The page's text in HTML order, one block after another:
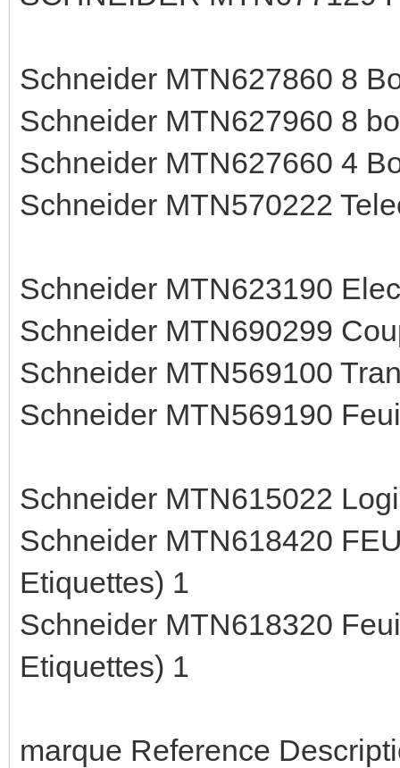
Schneider MTN627860 8
Schneider MTN627960 8
Schneider MTN627660 4
Schneider MTN570222
Schneider MTN623190
Schneider MTN690299
Schneider MTN569100
Schneider MTN569190
Schneider MTN615022
Schneider MTN618420
Etiquettes) 1
Schneider MTN618320
Etiquettes) 1
marque Reference